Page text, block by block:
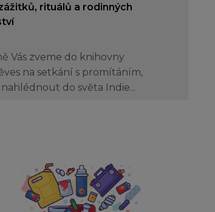
rituálů a rodinných
Vás zveme do knihovny
na setkání s promítáním,
do světa Indie...